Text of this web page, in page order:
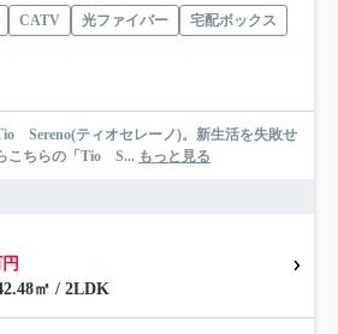
CATV 光ファイバー
宅配ボックス
Sereno(ティオセレーノ)。新生活を失敗せ
こちらの「Tio S... もっと見る
㎡ / 2LDK